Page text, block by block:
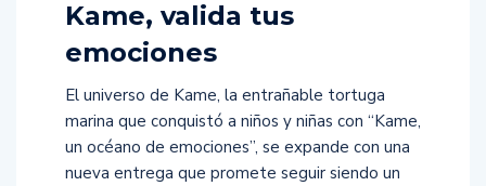
Kame, valida tus
emociones
El universo de Kame, la entrañable tortuga
marina que conquistó a niños y niñas con “Kame,
un océano de emociones”, se expande con una
nueva entrega que promete seguir siendo un